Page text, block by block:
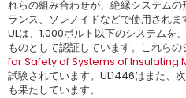
れらの組み合わせが、絶縁システム
ランス、ソレノイドなどで使用されま
ULは、1,000ボルト以下のシステムを
ものとして認証しています。これらの
for Safety of Systems of Insulating
試験されています。UL1446はまた、
も果たしています。